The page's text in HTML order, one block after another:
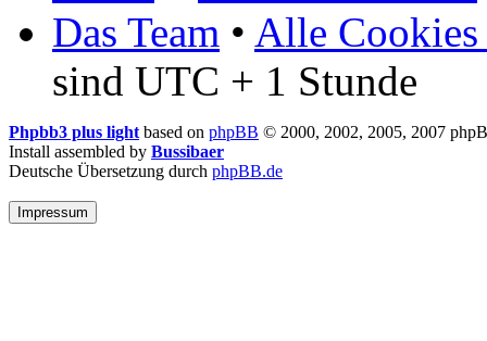
Das Team • Alle Cookies
sind UTC + 1 Stunde
Phpbb3 plus light based on phpBB © 2000, 2002, 2005, 2007
Install assembled by Bussibaer
Deutsche Übersetzung durch phpBB.de